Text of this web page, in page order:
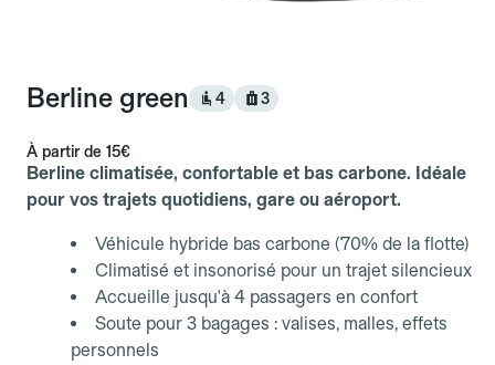
Berline green 4 3
À partir de 15€
Berline climatisée, confortable et bas carbone. Idéale
pour vos trajets quotidiens, gare ou aéroport.
Véhicule hybride bas carbone (70% de la flotte)
Climatisé et insonorisé pour un trajet silencieux
Accueille jusqu'à 4 passagers en confort
Soute pour 3 bagages : valises, malles, effets
personnels